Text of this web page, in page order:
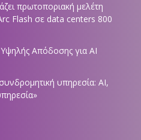
πρωτοποριακή μελέτη
Flash σε data centers 800
Απόδοσης για AI
υπηρεσία: AI,